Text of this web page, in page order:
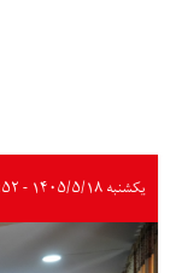
یکشنبه ۱۴۰۵/۵/۱۸ - ۱۲:۵۲